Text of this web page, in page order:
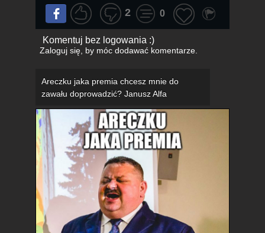
2 0
Komentuj bez logowania :)
Zaloguj się, by móc dodawać komentarze.
Areczku jaka premia chcesz mnie do
zawału doprowadzić? Janusz Alfa